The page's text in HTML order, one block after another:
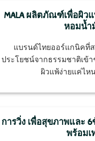
MALA ผลิตภัณฑ์เพื่อผิ
หอมน้ำ
แบรนด์ไทยออร์แกนิค
ประโยชน์จากธรรมชาติเข้
ผิวแพ้ง่ายแค่ไห
การวิ่ง เพื่อสุขภาพและ
พร้อมเ